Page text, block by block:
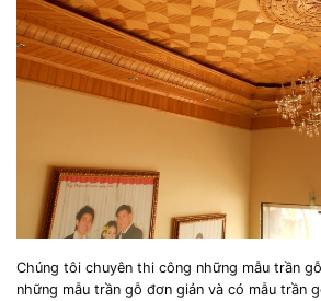
Chúng tôi chuyên thi công những mẫu trần
những mẫu trần gỗ đơn giản và có mẫu trần